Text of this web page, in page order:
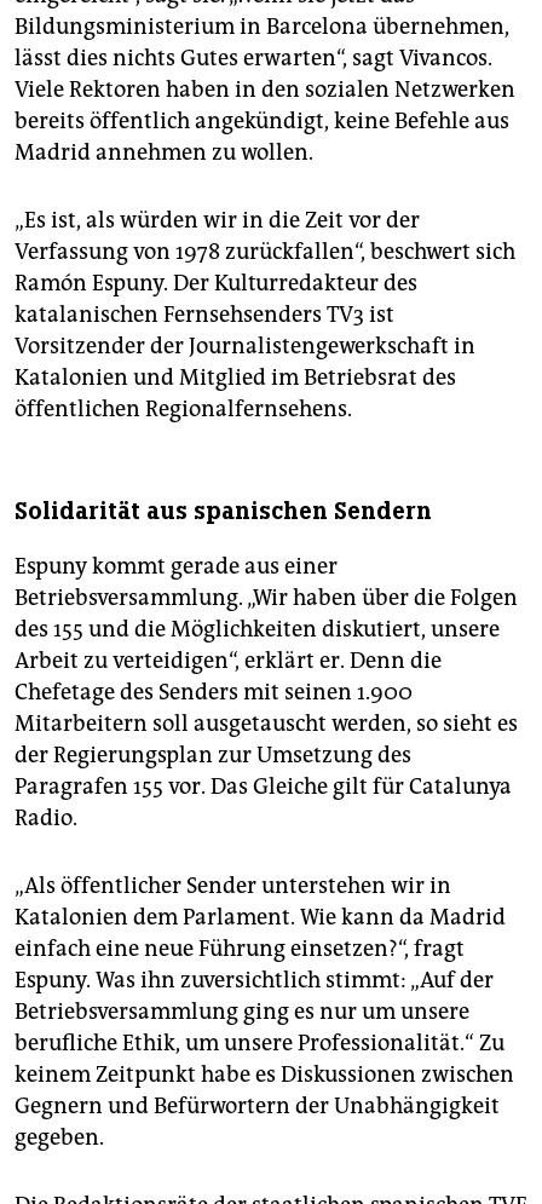
Bildungsministerium in Barcelona übernehmen,
lässt dies nichts Gutes erwarten“, sagt Vivancos.
Viele Rektoren haben in den sozialen Netzwerken
bereits öffentlich angekündigt, keine Befehle aus
Madrid annehmen zu wollen.
„Es ist, als würden wir in die Zeit vor der
Verfassung von 1978 zurückfallen“, beschwert sich
Ramón Espuny. Der Kulturredakteur des
katalanischen Fernsehsenders TV3 ist
Vorsitzender der Journalistengewerkschaft in
Katalonien und Mitglied im Betriebsrat des
öffentlichen Regionalfernsehens.
Solidarität aus spanischen Sendern
Espuny kommt gerade aus einer
Betriebsversammlung. „Wir haben über die Folgen
des 155 und die Möglichkeiten diskutiert, unsere
Arbeit zu verteidigen“, erklärt er. Denn die
Chefetage des Senders mit seinen 1.900
Mitarbeitern soll ausgetauscht werden, so sieht es
der Regierungsplan zur Umsetzung des
Paragrafen 155 vor. Das Gleiche gilt für Catalunya
Radio.
„Als öffentlicher Sender unterstehen wir in
Katalonien dem Parlament. Wie kann da Madrid
einfach eine neue Führung einsetzen?“, fragt
Espuny. Was ihn zuversichtlich stimmt: „Auf der
Betriebsversammlung ging es nur um unsere
berufliche Ethik, um unsere Professionalität.“ Zu
keinem Zeitpunkt habe es Diskussionen zwischen
Gegnern und Befürwortern der Unabhängigkeit
gegeben.